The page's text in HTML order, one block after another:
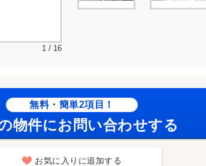
1 / 16
無料・簡単2項目！
物件にお問い合わせする
お気に入りに追加する